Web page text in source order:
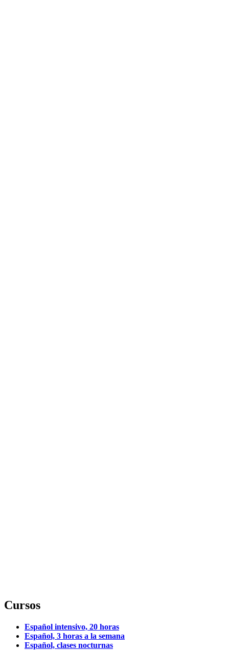
Cursos
Español intensivo, 20 horas
Español, 3 horas a la semana
Español, clases nocturnas